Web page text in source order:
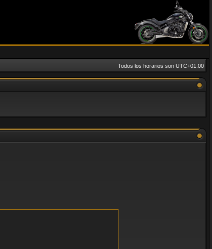
Todos los horarios son UTC+01:00